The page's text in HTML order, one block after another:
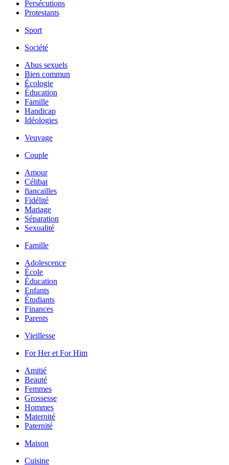
Persécutions
Protestants
Sport
Société
Abus sexuels
Bien commun
Écologie
Éducation
Famille
Handicap
Idéologies
Veuvage
Couple
Amour
Célibat
fiancailles
Fidélité
Mariage
Séparation
Sexualité
Famille
Adolescence
École
Éducation
Enfants
Étudiants
Finances
Parents
Vieillesse
For Her et For Him
Amitié
Beauté
Femmes
Grossesse
Hommes
Maternité
Paternité
Maison
Cuisine